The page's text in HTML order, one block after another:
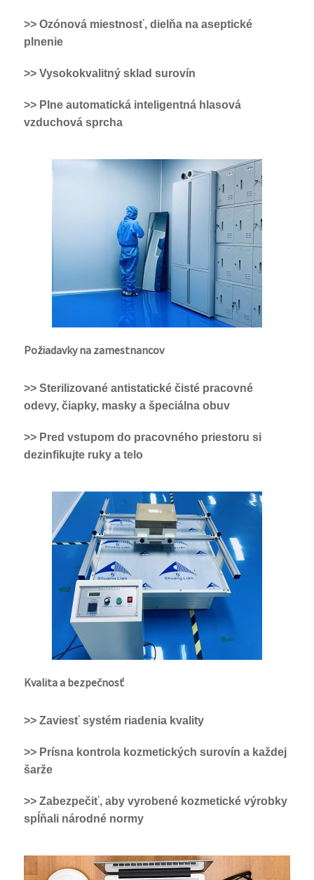
>> Ozónová miestnosť, dielňa na aseptické
plnenie
>> Vysokokvalitný sklad surovín
>> Plne automatická inteligentná hlasová
vzduchová sprcha
Požiadavky na zamestnancov
>> Sterilizované antistatické čisté pracovné
odevy, čiapky, masky a špeciálna obuv
>> Pred vstupom do pracovného priestoru si
dezinfikujte ruky a telo
Kvalita a bezpečnosť
>> Zaviesť systém riadenia kvality
>> Prísna kontrola kozmetických surovín a každej
šarže
>> Zabezpečiť, aby vyrobené kozmetické výrobky
spĺňali národné normy